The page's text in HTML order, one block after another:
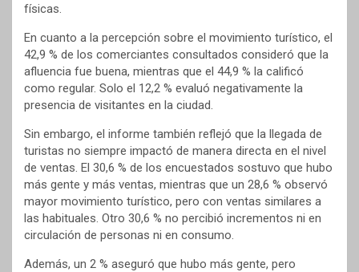
físicas.
En cuanto a la percepción sobre el movimiento turístico, el
42,9 % de los comerciantes consultados consideró que la
afluencia fue buena, mientras que el 44,9 % la calificó
como regular. Solo el 12,2 % evaluó negativamente la
presencia de visitantes en la ciudad.
Sin embargo, el informe también reflejó que la llegada de
turistas no siempre impactó de manera directa en el nivel
de ventas. El 30,6 % de los encuestados sostuvo que hubo
más gente y más ventas, mientras que un 28,6 % observó
mayor movimiento turístico, pero con ventas similares a
las habituales. Otro 30,6 % no percibió incrementos ni en
circulación de personas ni en consumo.
Además, un 2 % aseguró que hubo más gente, pero